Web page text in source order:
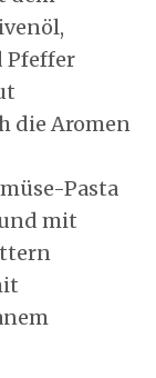
Pfeffer
die Aromen
Pasta
mit